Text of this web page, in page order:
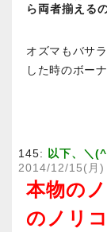
ら両者揃える
オズマもバサ
した時のボー
145:
以下、＼
2014/12/15(月
本物の
のノリ